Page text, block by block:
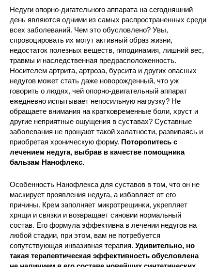
Недуги опорно-дигательного аппарата на сегодняшний
день являются одними из самых распространенных среди
всех заболеваний. Чем это обусловлено? Увы,
спровоцировать их могут активный образ жизни,
недостаток полезных веществ, гиподинамия, лишний вес,
травмы и наследственная предрасположенность.
Носителем артрита, артроза, бурсита и других опасных
недугов может стать даже новорожденный, что уж
говорить о людях, чей опорно-двигательный аппарат
ежедневно испытывает непосильную нагрузку? Не
обращаете внимания на кратковременные боли, хруст и
другие неприятные ощущения в суставах? Суставные
заболевания не прощают такой халатности, развиваясь и
приобретая хроническую форму. Поторопитесь с
лечением недуга, выбрав в качестве помощника
бальзам Нанофлекс.
Особенность Нанофлекса для суставов в том, что он не
маскирует проявления недуга, а избавляет от его
причины. Крем заполняет микротрещинки, укрепляет
хрящи и связки и возвращает синовии нормальный
состав. Его формула эффективна в лечении недугов на
любой стадии, при этом, вам не потребуется
сопутствующая инвазивная терапия. Удивительно, но
такая терапевтическая эффективность обусловлена